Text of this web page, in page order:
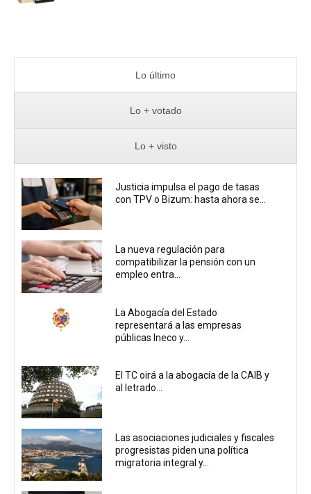
Lo último
Lo + votado
Lo + visto
Justicia impulsa el pago de tasas
con TPV o Bizum: hasta ahora se...
La nueva regulación para
compatibilizar la pensión con un
empleo entra...
La Abogacía del Estado
representará a las empresas
públicas Ineco y...
El TC oirá a la abogacía de la CAIB y
al letrado...
Las asociaciones judiciales y fiscales
progresistas piden una política
migratoria integral y...